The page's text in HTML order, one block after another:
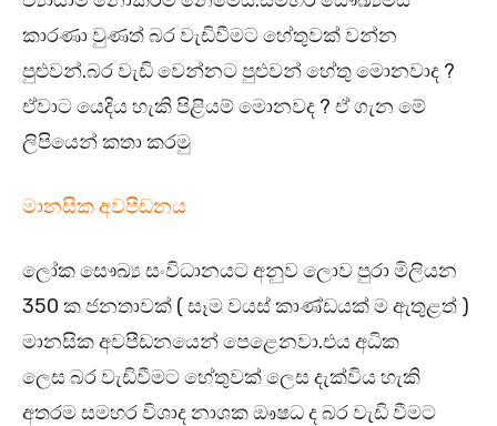
කාරණා වුණත් බර වැඩිවීමට හේතුවක් වන්න
පුළුවන්.බර වැඩි වෙන්නට පුළුවන් හේතු මොනවාද ?
ඒවාට යෙදිය හැකි පිළියම් මොනවද ? ඒ ගැන මේ
ලිපියෙන් කතා කරමු
මානසික අවපීඩනය
ලෝක සෞඛ්‍ය සංවිධානයට අනුව ලොව පුරා මිලියන
350 ක ජනතාවක් ( සෑම වයස් කාණ්ඩයක් ම ඇතුළත් )
මානසික අවපීඩනයෙන් පෙළෙනවා.එය අධික
ලෙස බර වැඩිවීමට හේතුවක් ලෙස දැක්විය හැකි
අතරම සමහර විශාද නාශක ඖෂධ ද බර වැඩි වීමට